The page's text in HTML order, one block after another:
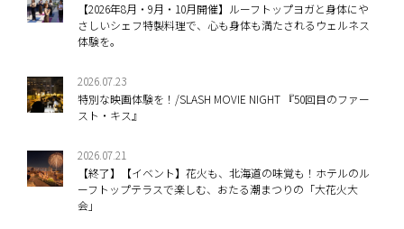
【2026年8月・9月・10月開催】ルーフトップヨガと身体にや
さしいシェフ特製料理で、心も身体も満たされるウェルネス
体験を。
2026.07.23
特別な映画体験を！/SLASH MOVIE NIGHT 『50回目のファー
スト・キス』
2026.07.21
【終了】【イベント】花火も、北海道の味覚も！ホテルのル
ーフトップテラスで楽しむ、おたる潮まつりの「大花火大
会」